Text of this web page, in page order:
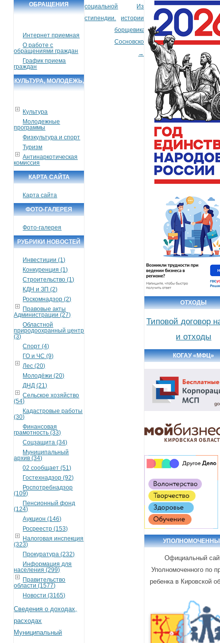
ОБРАЩЕНИЯ
Интернет приемная
О работе с
обращениями граждан
График приема
граждан
КУЛЬТУРА, МОЛОДЕЖЬ,
Культура
Молодежные
программы
Физкультура и спорт
Туризм
Антинаркотическая
комиссия
КАРТА САЙТА
Карта сайта
ФОТО-ГАЛЕРЕЯ
Фото-галерея
РУБРИКИ НОВОСТЕЙ
Инвестиции (1)
Конкуренция (1)
Строительство (1)
КДН и ЗП (2)
Роскомнадзор (2)
Правовые акты
Администрации (27)
Областной
природоохранный центр
(3)
Спорт (4)
ГО и ЧС (9)
Лес (20)
Молодёжи (20)
ДНД (21)
Сельское хозяйство
(54)
Кадастровые работы
(30)
Финансовая
грамотность (33)
Соцзащита (34)
Муниципальный
архив (34)
02 сообщает (51)
Гостехнадзор (92)
Роспотребнадзор
(109)
Пенсионный фонд
(124)
Аукцион (146)
Росреестр (153)
Налоговая инспекция
(323)
Прокуратура (232)
Информация для
населения (299)
Правительство
области (1577)
Новости (3165)
Сведения о доходах,
расходах
Муниципальный
социальной
стипендии.
Из
истории
борщевика
Сосновского.
→
ОТХОДЫ
Типовой договор
и отходы
КОГАУ «МФЦ»
Официальный
Уполномоченного по
ребенка в Кировской